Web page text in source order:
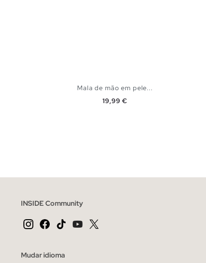
Mala de mão em pele...
Preço
19,99 €
INSIDE Community
Mudar idioma